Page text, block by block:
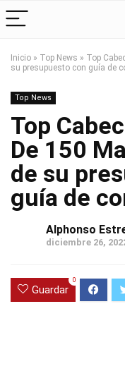
Inicio » Top News » Top
su presupuesto con guía de
Top News
Top
De 150
de su
guía de
Alphonso
diciembre 26,
Guardar
0